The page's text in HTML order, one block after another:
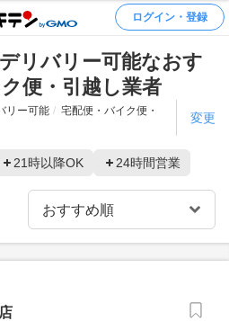
ログイン・登録
リバリー可能なおす
便・引越し業者
リー可能
宅配便・バイク便・
変更
21時以降OK 24時間営業